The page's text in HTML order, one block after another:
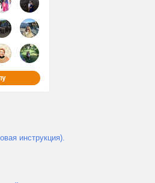
инструкция).